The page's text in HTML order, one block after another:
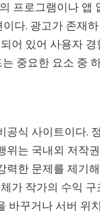
프로그램이나 앱
다. 광고가 존재
어 있어 사용자
중요한 요소 중
식 사이트이다.
는 국내외 저작
한 문제를 제기
가 작가의 수익
바꾸거나 서버 위